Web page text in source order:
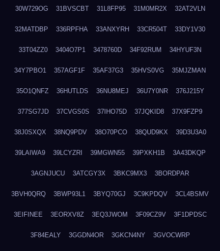
30W729OG 31BVSCBT 31L8FP95 31M0MR2X 32AT2VLN
32MATDBP 336RPFHA 33ANXYRH 33CR504T 33DY1V30
33T04ZZ0 3404O7P1 3478760D 34F92RUM 34HYUF3N
34Y7PBO1 357AGF1F 35AF37G3 35HVS0VG 35MJZMAN
35O1QNFZ 36HUTLDS 36NU8MEJ 36U7Y0NR 376J215Y
377SG7JD 37CVGS0S 37IHO75D 37JQKID8 37X9FZP9
38J0SXQX 38NQ9PDV 38O70PCO 38QUD9KX 39D3U3A0
39LAIWA9 39LCYZRI 39MGWN55 39PXKH1B 3A43DKQP
3AGNJUCU 3ATCGY3X 3BKC9MX3 3BORDPAR
3BVH0QRQ 3BWP93L1 3BYQ70GJ 3C9KPDQV 3CL4BSMV
3EIFINEE 3EORXV8Z 3EQ3JWOM 3F09CZ9V 3F1DPDSC
3F84EALY 3GGDN4OR 3GKCN4NY 3GVOCWRP